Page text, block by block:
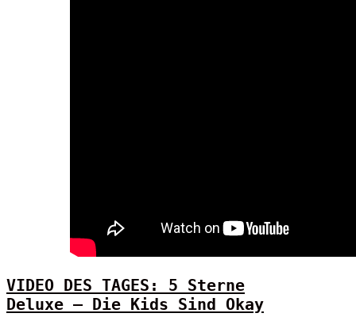
VIDEO DES TAGES: 5 Sterne
Deluxe – Die Kids Sind Okay